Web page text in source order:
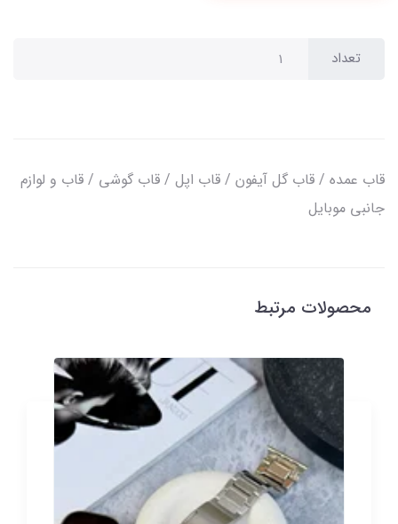
تعداد
قاب عمده / قاب گل آیفون / قاب اپل / قاب گوشی / قاب و لوازم
جانبی موبایل
محصولات مرتبط